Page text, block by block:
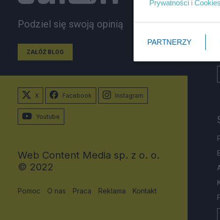
Podziel się swoją opinią
ZAŁÓŻ BLOG
X Facebook Instagram
Youtube
Web Content Media sp. z o. o.
© 2022
Pomoc O nas Praca Reklama Kontakt
Prywatności i Cookies
PARTNERZY